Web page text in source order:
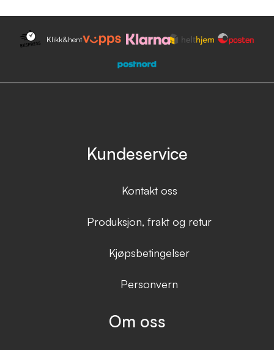
Klikk&hent
Kundeservice
Kontakt oss
Produksjon, frakt og retur
Kjøpsbetingelser
Personvern
Om oss